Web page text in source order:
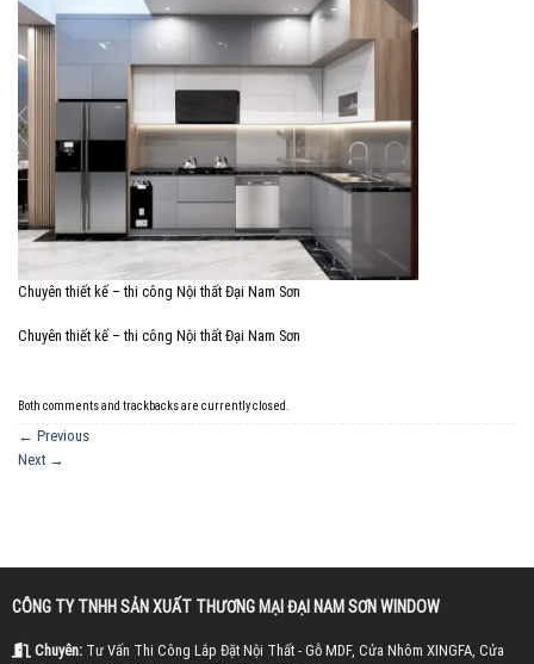
Chuyên thiết kế – thi công Nội thất Đại Nam Sơn
Chuyên thiết kế – thi công Nội thất Đại Nam Sơn
Both comments and trackbacks are currently closed.
← Previous
Next →
CÔNG TY TNHH SẢN XUẤT THƯƠNG MẠI ĐẠI NAM SƠN WINDOW
Chuyên:Tư Vấn Thi Công Lắp Đặt Nội Thất - Gỗ MDF, Cửa Nhôm XINGFA, Cửa